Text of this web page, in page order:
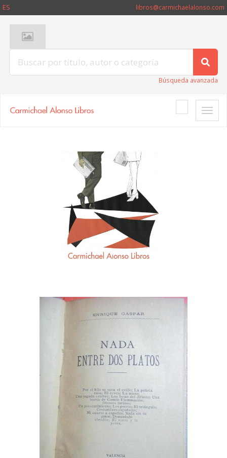
ES libros@carmichaelalonso.com
Búsqueda avanzada
Toggle